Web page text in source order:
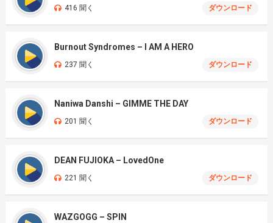
416 聞く ダウンロード
Burnout Syndromes – I AM A HERO
237 聞く ダウンロード
Naniwa Danshi – GIMME THE DAY
201 聞く ダウンロード
DEAN FUJIOKA – LovedOne
221 聞く ダウンロード
WAZGOGG – SPIN